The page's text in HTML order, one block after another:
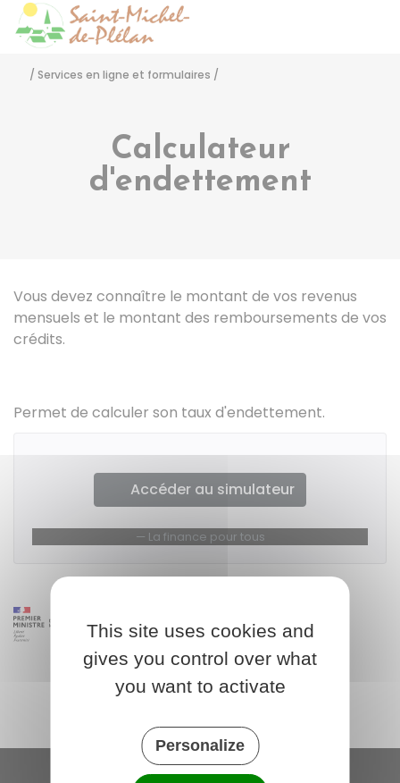
/ Services en ligne et formulaires /
Calculateur
d'endettement
Vous devez connaître le montant de vos revenus
mensuels et le montant des remboursements de vos
crédits.
Permet de calculer son taux d'endettement.
Accéder au simulateur
La finance pour tous
This site uses cookies and
gives you control over what
you want to activate
Personalize